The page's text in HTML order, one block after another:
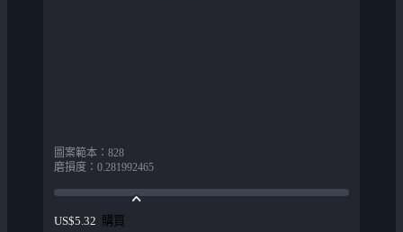
圖案範本 ： 828
磨損度 ： 0.281992465
US$5.32 購買